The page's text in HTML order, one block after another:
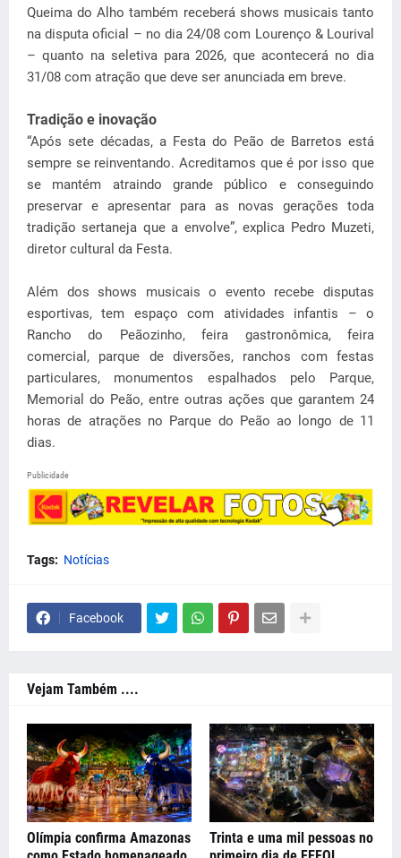
Queima do Alho também receberá shows musicais tanto
na disputa oficial – no dia 24/08 com Lourenço & Lourival
– quanto na seletiva para 2026, que acontecerá no dia
31/08 com atração que deve ser anunciada em breve.
Tradição e inovação
“Após sete décadas, a Festa do Peão de Barretos está
sempre se reinventando. Acreditamos que é por isso que
se mantém atraindo grande público e conseguindo
preservar e apresentar para as novas gerações toda
tradição sertaneja que a envolve”, explica Pedro Muzeti,
diretor cultural da Festa.
Além dos shows musicais o evento recebe disputas
esportivas, tem espaço com atividades infantis – o
Rancho do Peãozinho, feira gastronômica, feira
comercial, parque de diversões, ranchos com festas
particulares, monumentos espalhados pelo Parque,
Memorial do Peão, entre outras ações que garantem 24
horas de atrações no Parque do Peão ao longo de 11
dias.
Publicidade
Tags: Notícias
Facebook
Vejam Também ....
Olímpia confirma Amazonas
Trinta e uma mil pessoas no